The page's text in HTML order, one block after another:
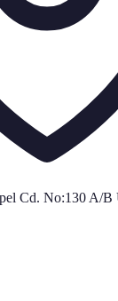
Cd. No:130 A/B